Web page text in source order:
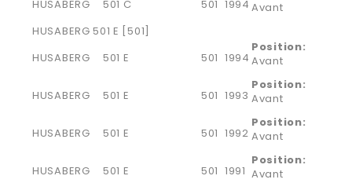
HUSABERG 501 C 501 1994 Avant
HUSABERG 501 E [501]
HUSABERG
501 E 501 1994
Position:
Avant
HUSABERG 501 E 501 1993
Position:
Avant
HUSABERG 501 E 501 1992
Position:
Avant
HUSABERG 501 E 501 1991
Position:
Avant